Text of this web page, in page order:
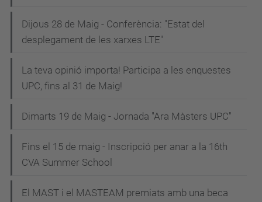
Dijous 28 de Maig - Conferència: "Estat del
desplegament de les xarxes LTE"
La teva opinió importa! Participa a les enquestes
UPC, fins al 31 de Maig!
Dimarts 19 de Maig - Jornada "Ara Màsters UPC"
Fins el 15 de maig - Inscripció per anar a la 16th
CVA Summer School
El MAST i el MASTEAM premiats amb una beca